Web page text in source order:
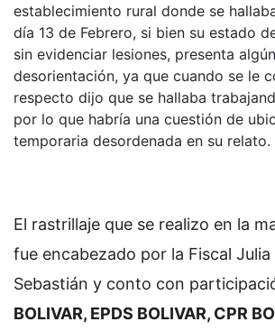
establecimiento rural donde se
día 13 de Febrero, si bien su estado
sin evidenciar lesiones, presenta
desorientación, ya que cuando se le
respecto dijo que se hallaba
por lo que habría una cuestión de
temporaria desordenada en su relato.
El rastrillaje que se realizo en la
fue encabezado por la Fiscal Julia
Sebastián y conto con
BOLIVAR, EPDS BOLIVAR, CPR